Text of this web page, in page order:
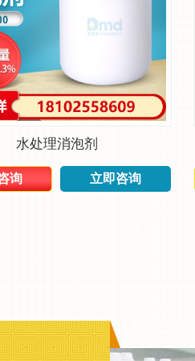
水处理消泡剂
询 立即咨询